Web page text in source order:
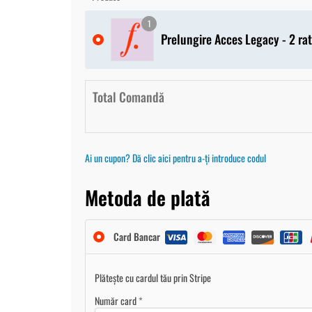
1
Prelungire Acces Legacy - 2
Total Comandă
Ai un cupon? Dă clic aici pentru a-ți introduce codul
Metoda de plată
Card Bancar
Plătește cu cardul tău prin Stripe
Număr card*